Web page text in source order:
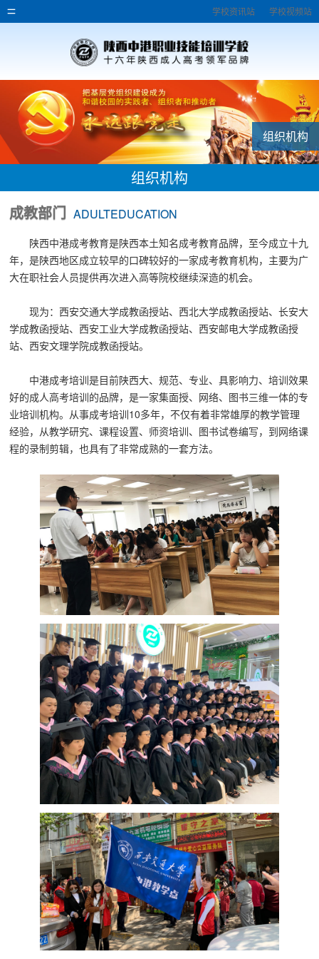
学校资讯站 学校视频站
组织机构
组织机构
成教部门 ADULTEDUCATION
陕西中港成考教育是陕西本土知名成考教育品牌，至今成立十九
年，是陕西地区成立较早的口碑较好的一家成考教育机构，主要为广
大在职社会人员提供再次进入高等院校继续深造的机会。
现为：西安交通大学成教函授站、西北大学成教函授站、长安大
学成教函授站、西安工业大学成教函授站、西安邮电大学成教函授
站、西安文理学院成教函授站。
中港成考培训是目前陕西大、规范、专业、具影响力、培训效果
好的成人高考培训的品牌，是一家集面授、网络、图书三维一体的专
业培训机构。从事成考培训10多年，不仅有着非常雄厚的教学管理
经验，从教学研究、课程设置、师资培训、图书试卷编写，到网络课
程的录制剪辑，也具有了非常成熟的一套方法。